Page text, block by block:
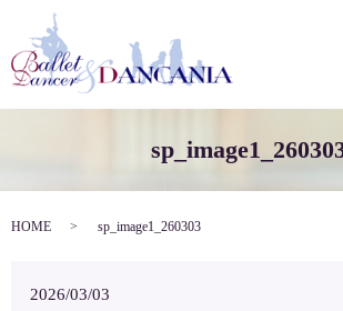
HOME sp_image1_260303
2026/03/03